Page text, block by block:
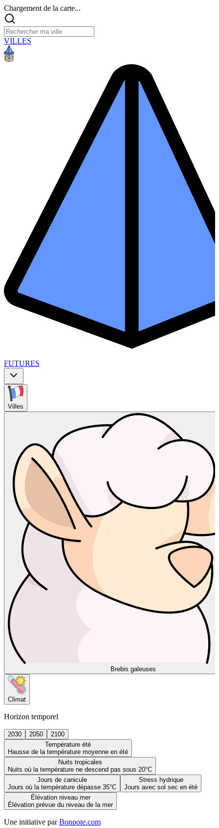
Chargement de la carte...
VILLES
FUTURES
Villes
Brebis galeuses
Climat
Horizon temporel
2030 2050
2100
Température été
Hausse de la température moyenne en été
Nuits tropicales
Nuits où la température ne descend pas sous 20°C
Jours de canicule
Jours où la température dépasse 35°C
Stress hydrique
Jours avec sol sec en été
Élévation niveau mer
Élévation prévue du niveau de la mer
Une initiative par Bonpote.com